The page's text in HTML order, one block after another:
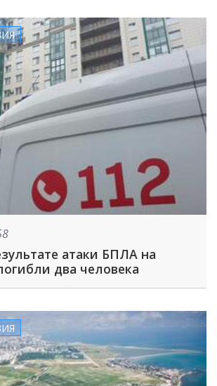
атаки БПЛА на
два человека